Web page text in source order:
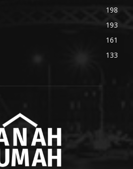
198
193
161
133